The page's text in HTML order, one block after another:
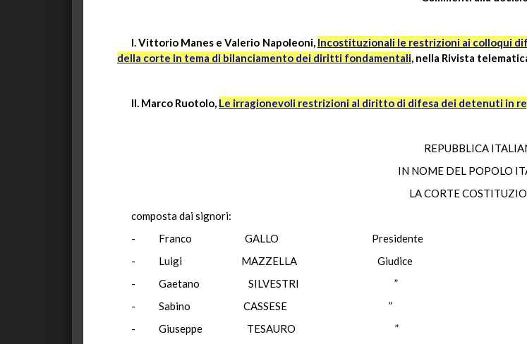
I. Vittorio Manes e Valerio Napoleoni, Incostituzionali le restrizioni ai colloqui
della corte in tema di bilanciamento dei diritti fondamentali, nella Rivista
II. Marco Ruotolo, Le irragionevoli restrizioni al diritto di difesa dei detenuti in
REPUBBLICA
IN NOME DEL POPOLO
LA CORTE
composta dai signori:
- Franco GALLO Presidente
- Luigi MAZZELLA Giudice
- Gaetano SILVESTRI ”
- Sabino CASSESE ”
- Giuseppe TESAURO ”